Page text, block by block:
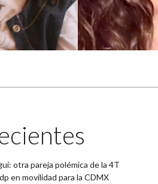
otra pareja polémica de la 4T
en movilidad para la CDMX